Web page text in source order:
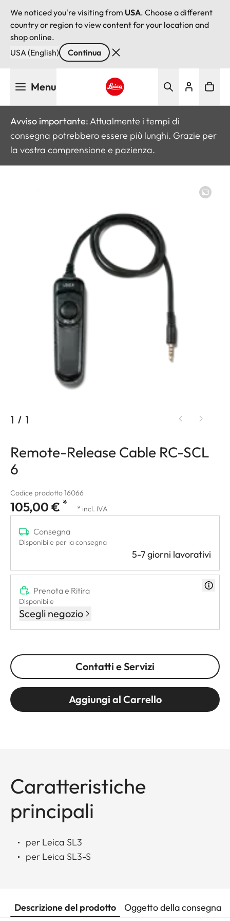
We noticed you're visiting from USA. Choose a different
country or region to view content for your location and
shop online.
USA (English)
Continua
Menu
Avviso importante: Attualmente i tempi di
consegna potrebbero essere più lunghi. Grazie per
la vostra comprensione e pazienza.
1 / 1
Remote-Release Cable RC-SCL
6
Codice prodotto 16066
105,00 € * * incl. IVA
Consegna
Disponibile per la consegna
5-7 giorni lavorativi
Prenota e Ritira
Disponibile
Scegli negozio
Contatti e Servizi
Aggiungi al Carrello
Caratteristiche
principali
per Leica SL3
per Leica SL3-S
Descrizione del prodotto Oggetto della consegna